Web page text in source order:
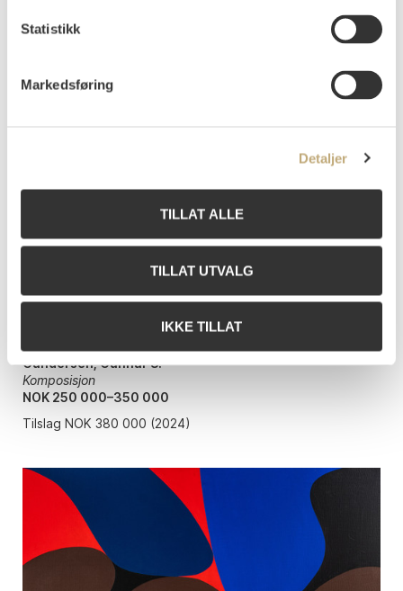
Statistikk
Markedsføring
Detaljer
TILLAT ALLE
TILLAT UTVALG
IKKE TILLAT
Gundersen, Gunnar S.
Komposisjon
NOK 250 000–350 000
Tilslag NOK 380 000 (2024)